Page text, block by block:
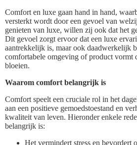
Comfort en luxe gaan hand in hand,
versterkt wordt door een gevoel van
genieten van luxe, willen zij ook dat het
Dit gevoel zorgt ervoor dat een luxe
aantrekkelijk is, maar ook daadwerkelijk
comfortabele omgeving of product vormt
bloeien.
Waarom comfort belangrijk is
Comfort speelt een cruciale rol in het
aan een positieve gemoedstoestand en
kwaliteit van leven. Hieronder enkele
belangrijk is:
Het vermindert stress en bevordert